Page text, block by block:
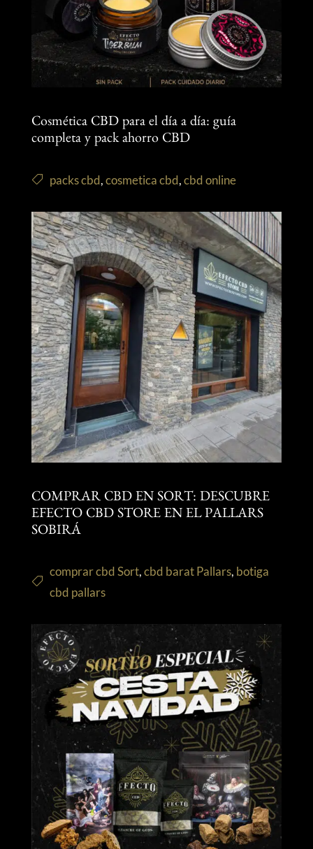
Cosmética CBD para el día a día: guía
completa y pack ahorro CBD
packs cbd,cosmetica cbd,cbd online
COMPRAR CBD EN SORT: DESCUBRE
EFECTO CBD STORE EN EL PALLARS
SOBIRÁ
comprar cbd Sort,cbd barat Pallars, botiga
cbd pallars